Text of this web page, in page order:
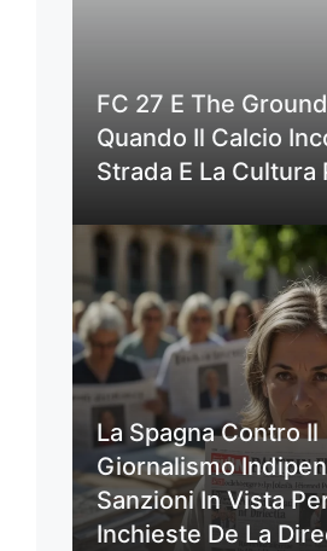
FC 27 E The
Quando Il Calcio
Strada E La Cultura
La Spagna Contro Il
Giornalismo
Sanzioni In Vista
Inchieste De La